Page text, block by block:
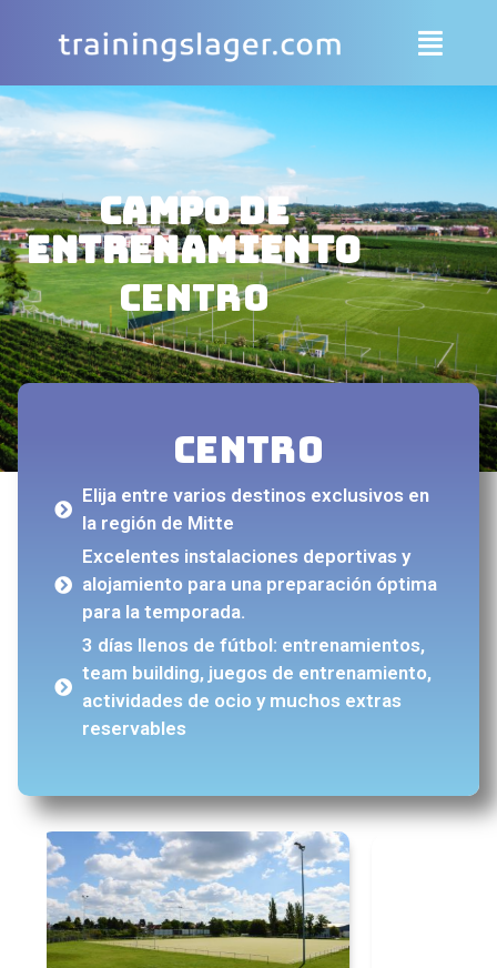
Campo de
entrenamiento
centro
centro
Elija entre varios destinos exclusivos en
la región de Mitte
Excelentes instalaciones deportivas y
alojamiento para una preparación óptima
para la temporada.
3 días llenos de fútbol: entrenamientos,
team building, juegos de entrenamiento,
actividades de ocio y muchos extras
reservables